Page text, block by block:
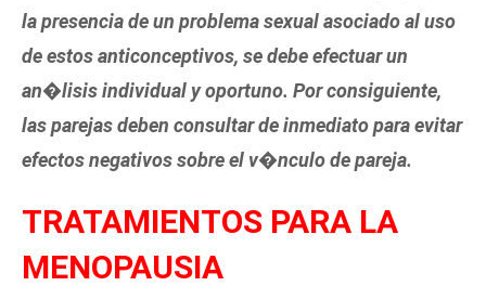
la presencia de un problema sexual asociado al uso
de estos anticonceptivos, se debe efectuar un
an�lisis individual y oportuno. Por consiguiente,
las parejas deben consultar de inmediato para evitar
efectos negativos sobre el v�nculo de pareja.
TRATAMIENTOS PARA LA
MENOPAUSIA